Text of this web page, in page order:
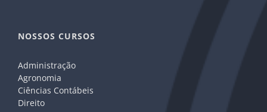
NOSSOS CURSOS
Administração
Agronomia
Ciências Contábeis
Direito